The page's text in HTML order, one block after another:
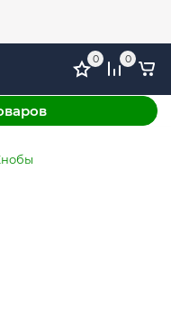
Механизаторов 51, ТЦ
0 0